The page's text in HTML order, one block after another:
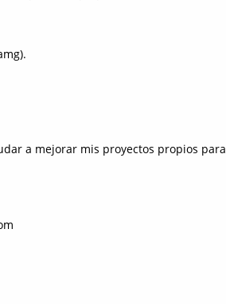
a mejorar mis proyectos propios para